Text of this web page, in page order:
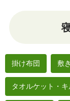
掛け布団 敷
タオルケット・キ